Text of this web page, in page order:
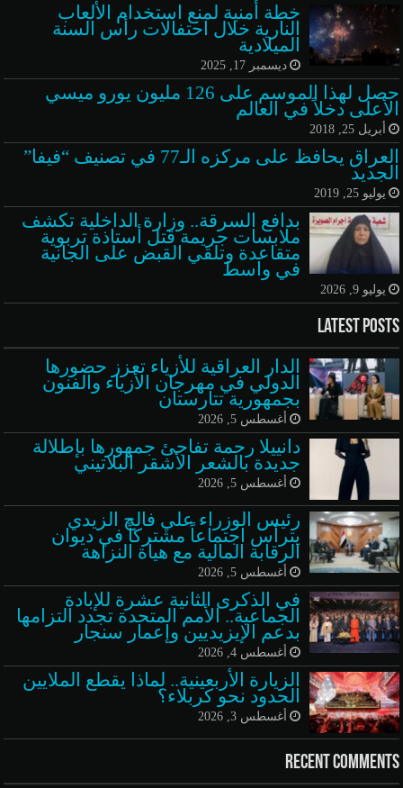
خطة أمنية لمنع استخدام الألعاب
النارية خلال احتفالات رأس السنة
الميلادية
ديسمبر 17, 2025
حصل لهذا الموسم على 126 مليون يورو ميسي
الأعلى دخلاً في العالم
أبريل 25, 2018
العراق يحافظ على مركزه الـ77 في تصنيف “فيفا”
الجديد
يوليو 25, 2019
بدافع السرقة.. وزارة الداخلية تكشف
ملابسات جريمة قتل أستاذة تربوية
متقاعدة وتلقي القبض على الجانية
في واسط
يوليو 9, 2026
Latest Posts
الدار العراقية للأزياء تعزز حضورها
الدولي في مهرجان الأزياء والفنون
بجمهورية تتارستان
أغسطس 5, 2026
دانييلا رحمة تفاجئ جمهورها بإطلالة
جديدة بالشعر الأشقر البلاتيني
أغسطس 5, 2026
رئيس الوزراء علي فالح الزيدي
يترأس اجتماعاً مشتركاً في ديوان
الرقابة المالية مع هيأة النزاهة
أغسطس 5, 2026
في الذكرى الثانية عشرة للإبادة
الجماعية.. الأمم المتحدة تجدد التزامها
بدعم الإيزيديين وإعمار سنجار
أغسطس 4, 2026
الزيارة الأربعينية.. لماذا يقطع الملايين
الحدود نحو كربلاء؟
أغسطس 3, 2026
Recent Comments